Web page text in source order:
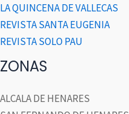
LA QUINCENA DE VALLECAS
REVISTA SANTA EUGENIA
REVISTA SOLO PAU
ZONAS
ALCALA DE HENARES